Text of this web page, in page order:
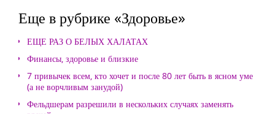
Еще в рубрике «Здоровье»
ЕЩЕ РАЗ О БЕЛЫХ ХАЛАТАХ
Финансы, здоровье и близкие
7 привычек всем, кто хочет и после 80 лет быть в ясном уме
(а не ворчливым занудой)
Фельдшерам разрешили в нескольких случаях заменять